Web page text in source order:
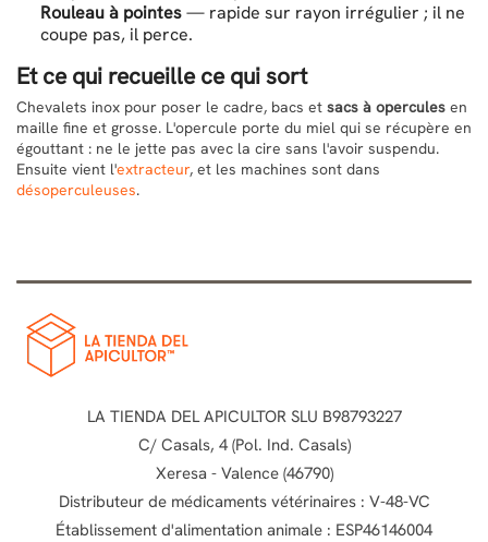
Rouleau à pointes— rapide sur rayon irrégulier ; il ne
coupe pas, il perce.
Et ce qui recueille ce qui sort
Chevalets inox pour poser le cadre, bacs et sacs à opercules en
maille fine et grosse. L'opercule porte du miel qui se récupère en
égouttant : ne le jette pas avec la cire sans l'avoir suspendu.
Ensuite vient l'extracteur, et les machines sont dans
désoperculeuses.
LA TIENDA DEL APICULTOR SLU B98793227
C/ Casals, 4 (Pol. Ind. Casals)
Xeresa - Valence (46790)
Distributeur de médicaments vétérinaires : V-48-VC
Établissement d'alimentation animale : ESP46146004